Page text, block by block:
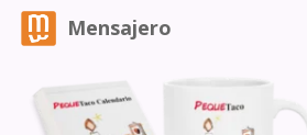
Mensajero